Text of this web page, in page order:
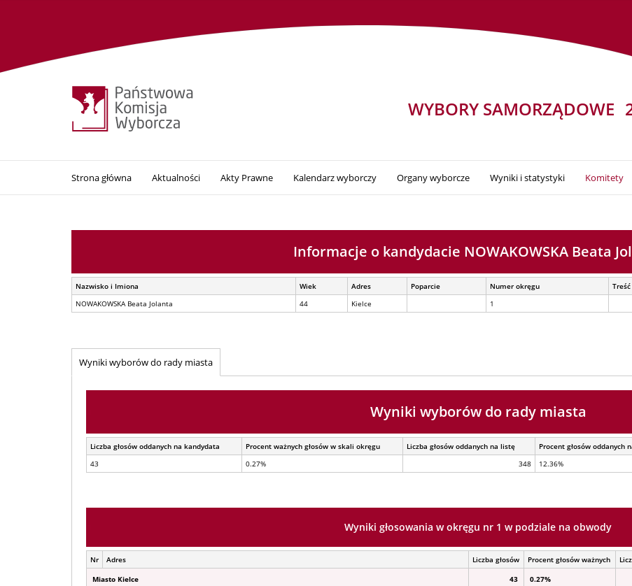
WYBORY SAMORZĄDOWE
Strona główna Aktualności Akty Prawne Kalendarz wyborczy Organy wyborcze Wyniki i statystyki Komitety
Informacje o kandydacie NOWAKOWSKA Beata
Nazwisko i Imiona Wiek Adres Poparcie Numer okręgu
NOWAKOWSKA Beata Jolanta
44 Kielce 1
Wyniki wyborów do rady miasta
Wyniki wyborów do rady miasta
Liczba głosów oddanych na kandydata Procent ważnych głosów w skali okręgu Liczba głosów oddanych na listę Procent głosów oddanych
43
0.27% 348 12.36%
Wyniki głosowania w okręgu nr 1 w podziale na obwody
Nr Adres Liczba głosów Procent głosów ważnych
Miasto Kielce
43 0.27%